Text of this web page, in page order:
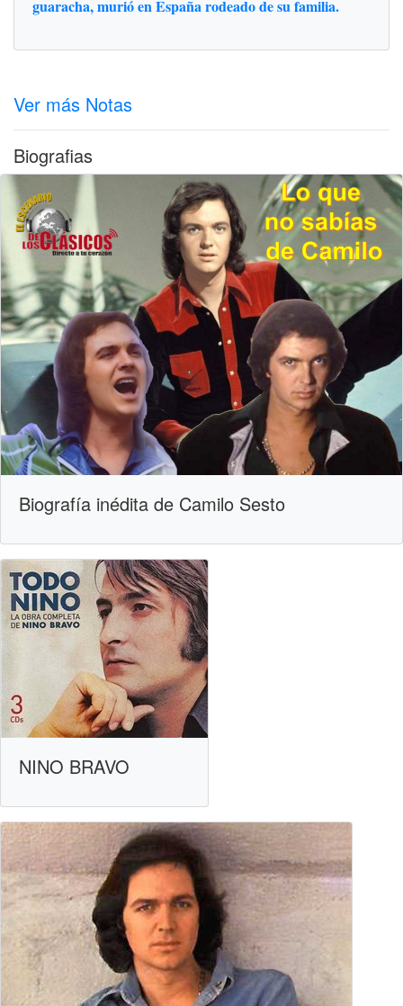
guaracha, murió en España rodeado de su familia.
Ver más Notas
Biografias
Biografía inédita de Camilo Sesto
NINO BRAVO